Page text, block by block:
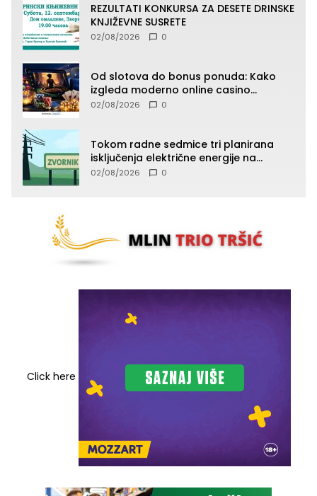
REZULTATI KONKURSA ZA DESETE DRINSKE
KNJIŽEVNE SUSRETE
02/08/2026 0
Od slotova do bonus ponuda: Kako
izgleda moderno online casino
iskustvo
02/08/2026 0
Tokom radne sedmice tri planirana
isključenja električne energije na
području TJ Zvornik
02/08/2026 0
Click here